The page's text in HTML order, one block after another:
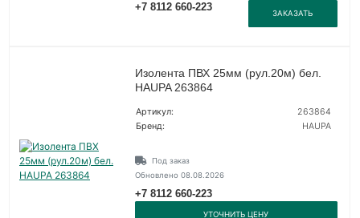
+7 8112 660-223
ЗАКАЗАТЬ
Изолента ПВХ 25мм (рул.20м) бел.
HAUPA 263864
Артикул:
263864
Бренд:
HAUPA
Под заказ
Обновлено 08.08.2026
+7 8112 660-223
УТОЧНИТЬ ЦЕНУ